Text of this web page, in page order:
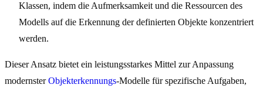
Klassen, indem die Aufmerksamkeit und die Ressourcen des
Modells auf die Erkennung der definierten Objekte konzentriert
werden.
Dieser Ansatz bietet ein leistungsstarkes Mittel zur Anpassung
modernsterObjekterkennungs-Modelle für spezifische Aufgaben,